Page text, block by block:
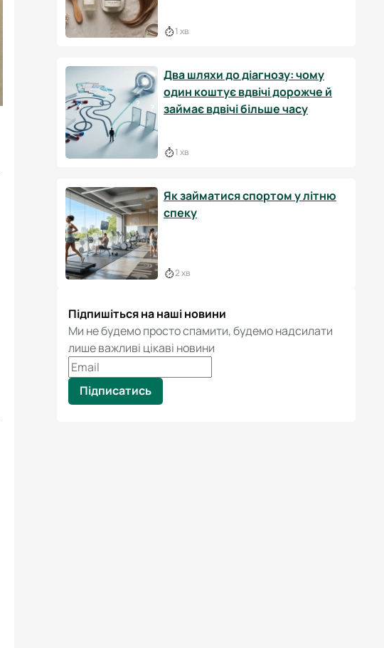
1 хв
Два шляхи до діагнозу: чому
один коштує вдвічі дорожче й
займає вдвічі більше часу
1 хв
Як займатися спортом у літню
спеку
2 хв
Підпишіться на наші новини
Ми не будемо просто спамити, будемо надсилати
лише важливі цікаві новини
Підписатись